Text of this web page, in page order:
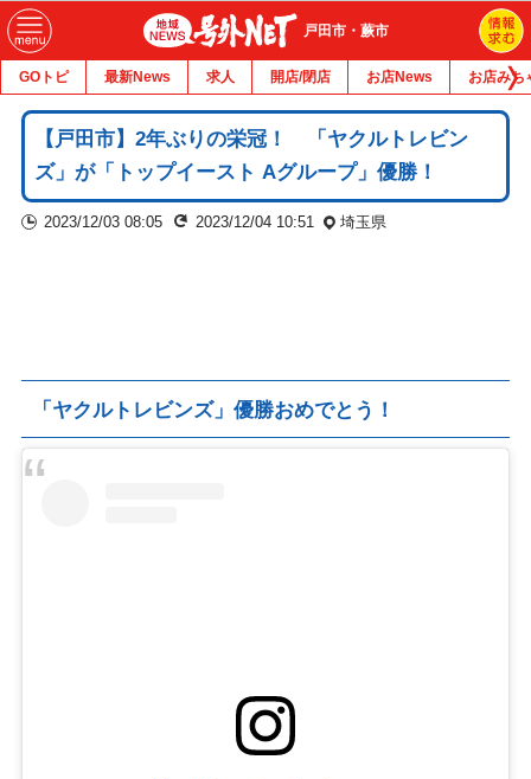
戸田市・蕨市
GOトピ 最新News 求人 開店/閉店 お店News お店みち
【戸田市】2年ぶりの栄冠！ 「ヤクルトレビン
ズ」が「トップイースト Aグループ」優勝！
2023/12/03 08:05 2023/12/04 10:51 埼玉県
「ヤクルトレビンズ」優勝おめでとう！